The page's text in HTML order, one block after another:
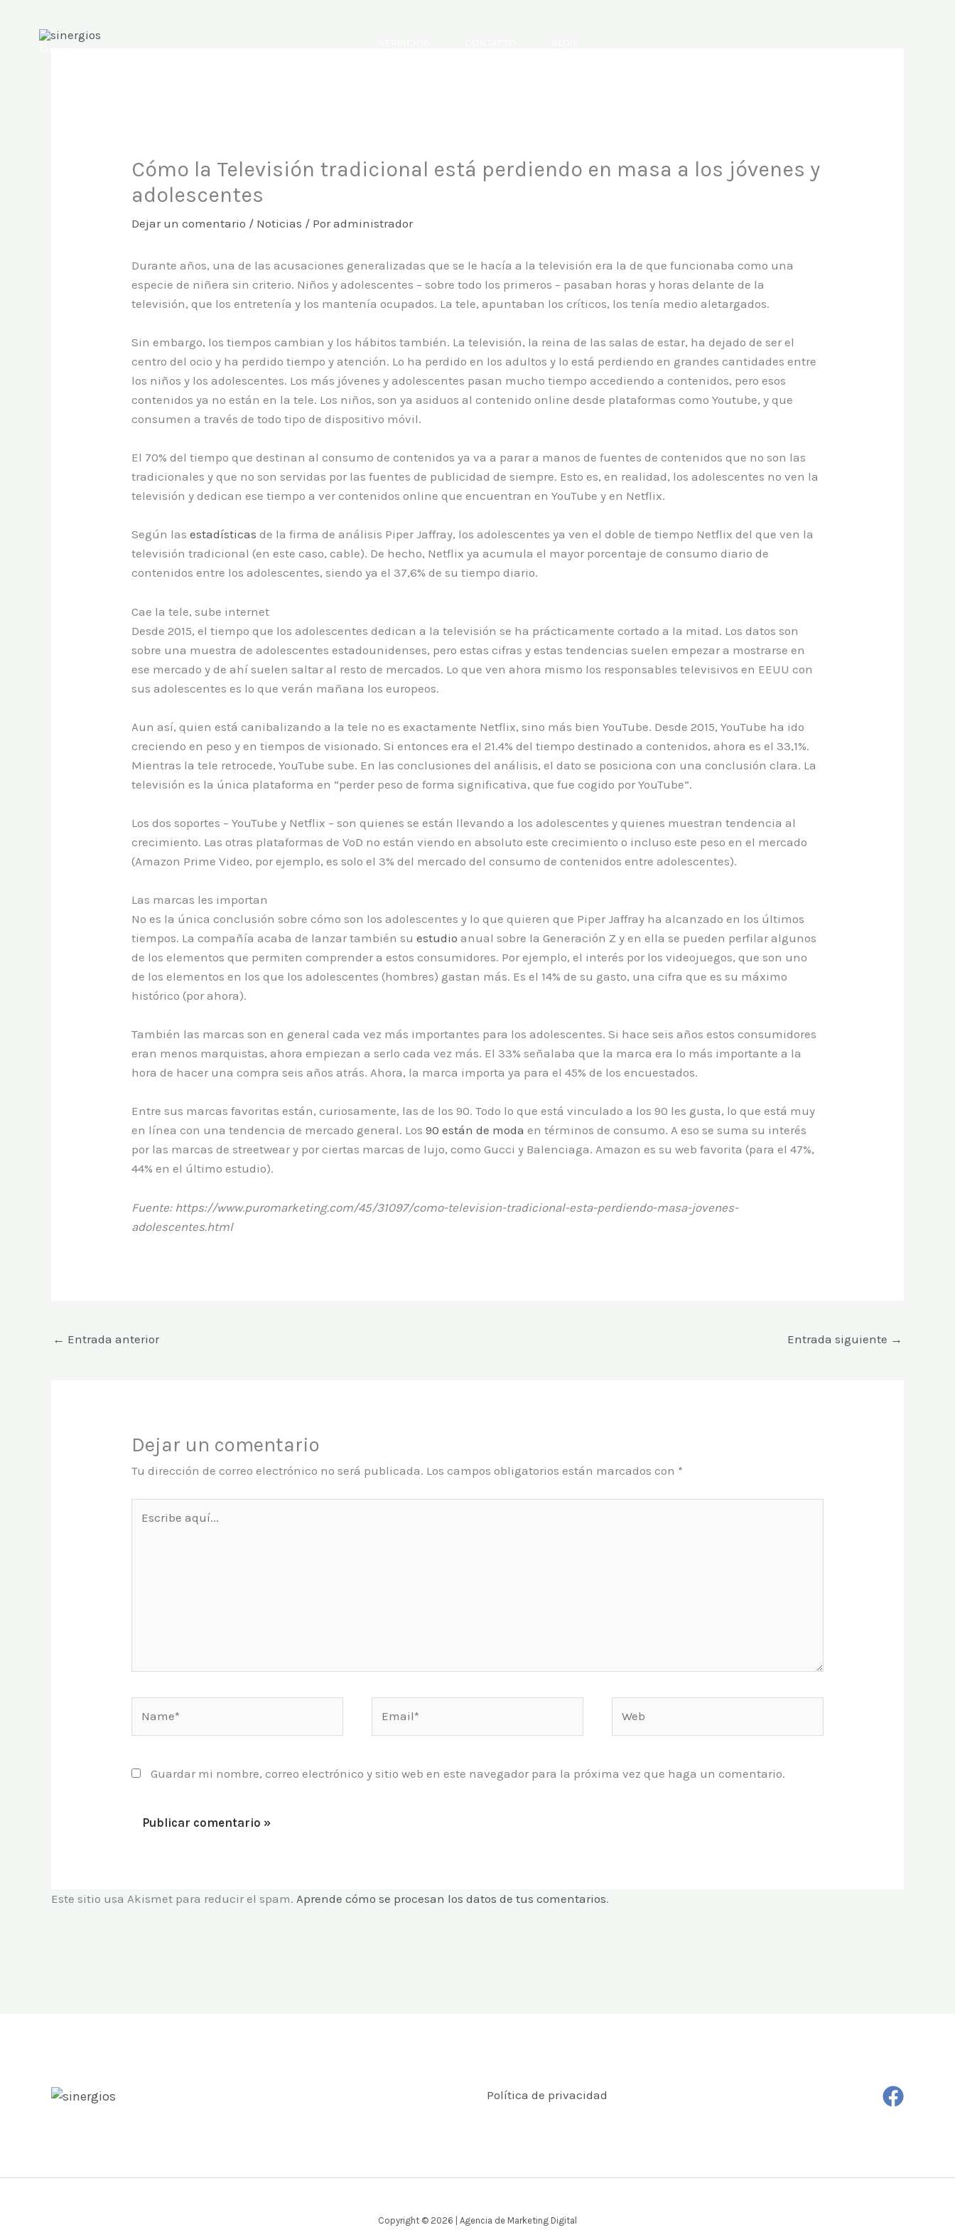
Cómo la Televisión tradicional está perdiendo en masa a los jóvenes y
adolescentes
Dejar un comentario / Noticias / Poradministrador
Durante años, una de las acusaciones generalizadas que se le hacía a la televisión era la de que funcionaba como una
especie de niñera sin criterio. Niños y adolescentes – sobre todo los primeros – pasaban horas y horas delante de la
televisión, que los entretenía y los mantenía ocupados. La tele, apuntaban los críticos, los tenía medio aletargados.
Sin embargo, los tiempos cambian y los hábitos también. La televisión, la reina de las salas de estar, ha dejado de ser el
centro del ocio y ha perdido tiempo y atención. Lo ha perdido en los adultos y lo está perdiendo en grandes cantidades entre
los niños y los adolescentes. Los más jóvenes y adolescentes pasan mucho tiempo accediendo a contenidos, pero esos
contenidos ya no están en la tele. Los niños, son ya asiduos al contenido online desde plataformas como Youtube, y que
consumen a través de todo tipo de dispositivo móvil.
El 70% del tiempo que destinan al consumo de contenidos ya va a parar a manos de fuentes de contenidos que no son las
tradicionales y que no son servidas por las fuentes de publicidad de siempre. Esto es, en realidad, los adolescentes no ven la
televisión y dedican ese tiempo a ver contenidos online que encuentran en YouTube y en Netflix.
Según lasestadísticas de la firma de análisis Piper Jaffray, los adolescentes ya ven el doble de tiempo Netflix del que ven la
televisión tradicional (en este caso, cable). De hecho, Netflix ya acumula el mayor porcentaje de consumo diario de
contenidos entre los adolescentes, siendo ya el 37,6% de su tiempo diario.
Cae la tele, sube internet
Desde 2015, el tiempo que los adolescentes dedican a la televisión se ha prácticamente cortado a la mitad. Los datos son
sobre una muestra de adolescentes estadounidenses, pero estas cifras y estas tendencias suelen empezar a mostrarse en
ese mercado y de ahí suelen saltar al resto de mercados. Lo que ven ahora mismo los responsables televisivos en EEUU con
sus adolescentes es lo que verán mañana los europeos.
Aun así, quien está canibalizando a la tele no es exactamente Netflix, sino más bien YouTube. Desde 2015, YouTube ha ido
creciendo en peso y en tiempos de visionado. Si entonces era el 21.4% del tiempo destinado a contenidos, ahora es el 33,1%.
Mientras la tele retrocede, YouTube sube. En las conclusiones del análisis, el dato se posiciona con una conclusión clara. La
televisión es la única plataforma en “perder peso de forma significativa, que fue cogido por YouTube”.
Los dos soportes – YouTube y Netflix – son quienes se están llevando a los adolescentes y quienes muestran tendencia al
crecimiento. Las otras plataformas de VoD no están viendo en absoluto este crecimiento o incluso este peso en el mercado
(Amazon Prime Video, por ejemplo, es solo el 3% del mercado del consumo de contenidos entre adolescentes).
Las marcas les importan
No es la única conclusión sobre cómo son los adolescentes y lo que quieren que Piper Jaffray ha alcanzado en los últimos
tiempos. La compañía acaba de lanzar también suestudio anual sobre la Generación Z y en ella se pueden perfilar algunos
de los elementos que permiten comprender a estos consumidores. Por ejemplo, el interés por los videojuegos, que son uno
de los elementos en los que los adolescentes (hombres) gastan más. Es el 14% de su gasto, una cifra que es su máximo
histórico (por ahora).
También las marcas son en general cada vez más importantes para los adolescentes. Si hace seis años estos consumidores
eran menos marquistas, ahora empiezan a serlo cada vez más. El 33% señalaba que la marca era lo más importante a la
hora de hacer una compra seis años atrás. Ahora, la marca importa ya para el 45% de los encuestados.
Entre sus marcas favoritas están, curiosamente, las de los 90. Todo lo que está vinculado a los 90 les gusta, lo que está muy
en línea con una tendencia de mercado general. Los90 están de moda en términos de consumo. A eso se suma su interés
por las marcas de streetwear y por ciertas marcas de lujo, como Gucci y Balenciaga. Amazon es su web favorita (para el 47%,
44% en el último estudio).
Fuente: https://www.puromarketing.com/45/31097/como-television-tradicional-esta-perdiendo-masa-jovenes-
adolescentes.html
← Entrada anterior Entrada siguiente →
Dejar un comentario
Tu dirección de correo electrónico no será publicada. Los campos obligatorios están marcados con *
aquí...
Guardar mi nombre, correo electrónico y sitio web en este navegador para la próxima vez que haga un comentario.
Este sitio usa Akismet para reducir el spam. Aprende cómo se procesan los datos de tus comentarios.
Política de privacidad
Copyright © 2026 | Agencia de Marketing Digital